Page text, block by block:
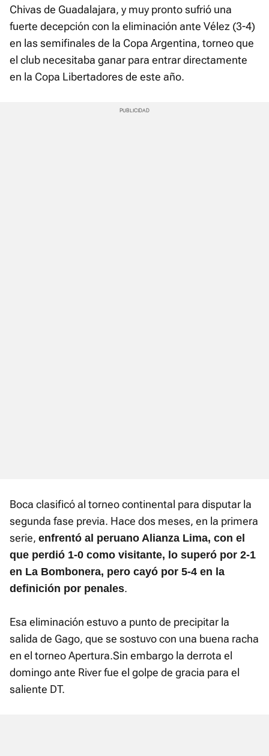
Chivas de Guadalajara, y muy pronto sufrió una
fuerte decepción con la eliminación ante Vélez (3-4)
en las semifinales de la Copa Argentina, torneo que
el club necesitaba ganar para entrar directamente
en la Copa Libertadores de este año.
Boca clasificó al torneo continental para disputar la
segunda fase previa. Hace dos meses, en la primera
serie, enfrentó al peruano Alianza Lima, con el
que perdió 1-0 como visitante, lo superó por 2-1
en La Bombonera, pero cayó por 5-4 en la
definición por penales.
Esa eliminación estuvo a punto de precipitar la
salida de Gago, que se sostuvo con una buena racha
en el torneo Apertura.Sin embargo la derrota el
domingo ante River fue el golpe de gracia para el
saliente DT.